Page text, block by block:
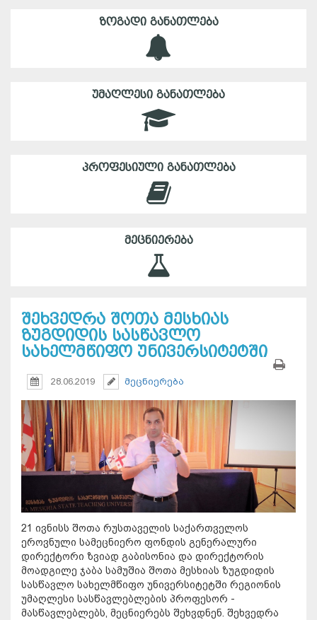
ᲖᲝᲒᲐᲓᲘ ᲒᲐᲜᲐᲗᲚᲔᲑᲐ
ᲣᲛᲐᲦᲚᲔᲡᲘ ᲒᲐᲜᲐᲗᲚᲔᲑᲐ
ᲞᲠᲝᲤᲔᲡᲘᲣᲚᲘ ᲒᲐᲜᲐᲗᲚᲔᲑᲐ
ᲛᲔᲪᲜᲘᲔᲠᲔᲑᲐ
შეხვედრა შოთა მესხიას
ზუგდიდის სასწავლო
სახელმწიფო უნივერსიტეტში
28.06.2019 მეცნიერება
21 ივნისს შოთა რუსთაველის საქართველოს
ეროვნული სამეცნიერო ფონდის გენერალური
დირექტორი ზვიად გაბისონია და დირექტორის
მოადგილე ჯაბა სამუშია შოთა მესხიას ზუგდიდის
სასწავლო სახელმწიფო უნივერსიტეტში რეგიონის
უმაღლესი სასწავლებლების პროფესორ -
მასწავლებლებს, მეცნიერებს შეხვდნენ. შეხვედრა